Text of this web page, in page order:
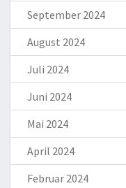
September 2024
August 2024
Juli 2024
Juni 2024
Mai 2024
April 2024
Februar 2024